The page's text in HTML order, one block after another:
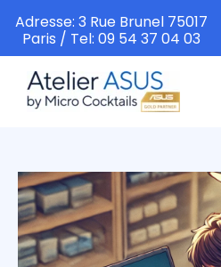
contenu
Adresse: 3 Rue Brunel 75017
Paris / Tel: 09 54 37 04 03